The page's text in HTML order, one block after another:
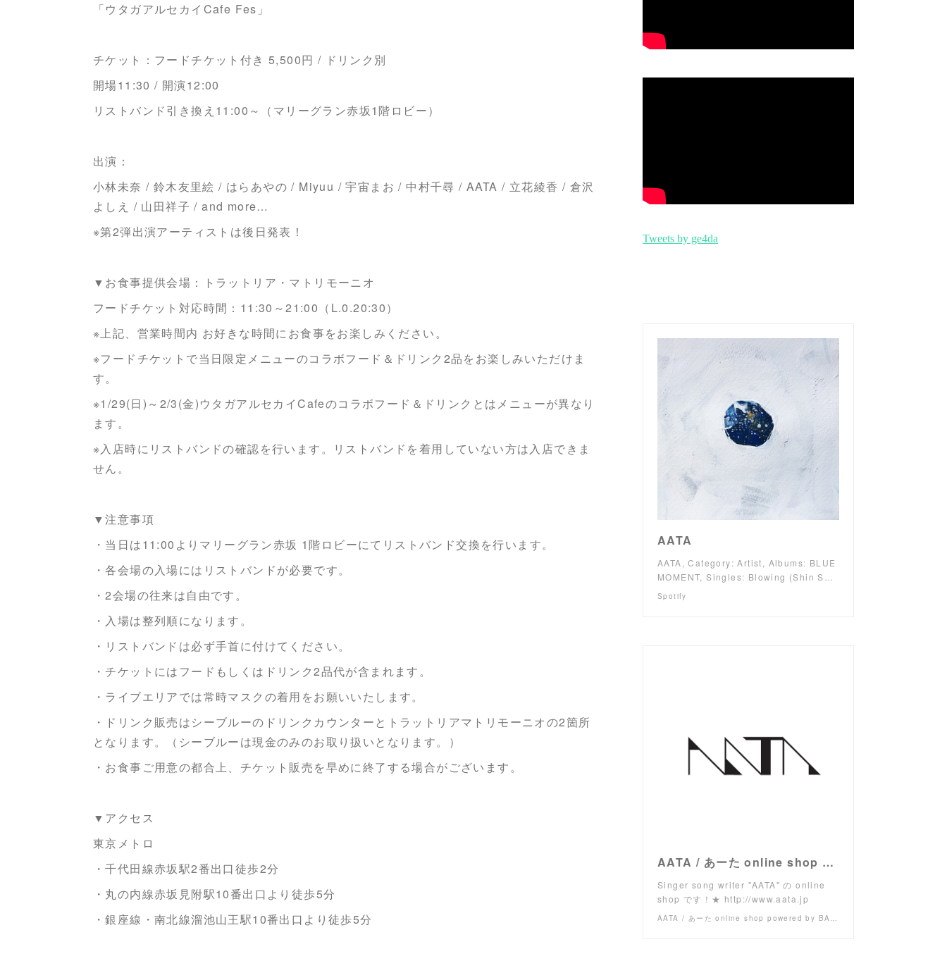
「ウタガアルセカイCafe Fes」
チケット：フードチケット付き 5,500円 / ドリンク別
開場11:30 / 開演12:00
リストバンド引き換え11:00～（マリーグラン赤坂1階ロビー）
出演：
小林未奈 / 鈴木友里絵 / はらあやの / Miyuu / 宇宙まお / 中村千尋 / AATA / 立花綾香 / 倉沢
よしえ / 山田祥子 / and more…
※第2弾出演アーティストは後日発表！
▼お食事提供会場：トラットリア・マトリモーニオ
フードチケット対応時間：11:30～21:00（L.0.20:30）
※上記、営業時間内 お好きな時間にお食事をお楽しみください。
※フードチケットで当日限定メニューのコラボフード＆ドリンク2品をお楽しみいただけま
す。
※1/29(日)～2/3(金)ウタガアルセカイCafeのコラボフード＆ドリンクとはメニューが異なり
ます。
※入店時にリストバンドの確認を行います。リストバンドを着用していない方は入店できま
せん。
▼注意事項
・当日は11:00よりマリーグラン赤坂 1階ロビーにてリストバンド交換を行います。
・各会場の入場にはリストバンドが必要です。
・2会場の往来は自由です。
・入場は整列順になります。
・リストバンドは必ず手首に付けてください。
・チケットにはフードもしくはドリンク2品代が含まれます。
・ライブエリアでは常時マスクの着用をお願いいたします。
・ドリンク販売はシーブルーのドリンクカウンターとトラットリアマトリモーニオの2箇所
となります。（シーブルーは現金のみのお取り扱いとなります。）
・お食事ご用意の都合上、チケット販売を早めに終了する場合がございます。
▼アクセス
東京メトロ
・千代田線赤坂駅2番出口徒歩2分
・丸の内線赤坂見附駅10番出口より徒歩5分
・銀座線・南北線溜池山王駅10番出口より徒歩5分
AATA
AATA, Category: Artist, Albums: BLUE
MOMENT, Singles: Blowing (Shin S…
Spotify
AATA / あーた online shop powered by BASE
Singer song writer "AATA" の online
shop です！★ http://www.aata.jp
AATA / あーた online shop powered by BASE